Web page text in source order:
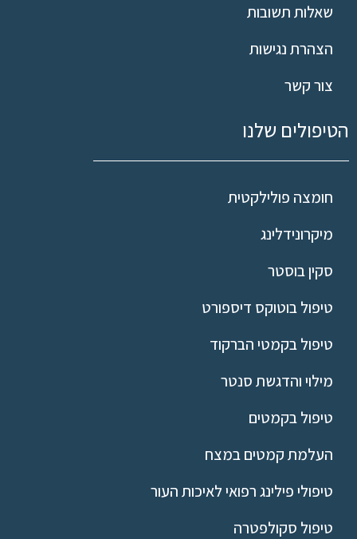
שאלות תשובות
הצהרת נגישות
צור קשר
הטיפולים שלנו
חומצה פולילקטית
מיקרונידלינג
סקין בוסטר
טיפול בוטוקס דיספורט
טיפול בקמטי הברקוד
מילוי והדגשת סנטר
טיפול בקמטים
העלמת קמטים במצח
טיפולי פילינג רפואי לאיכות העור
טיפול סקולפטרה